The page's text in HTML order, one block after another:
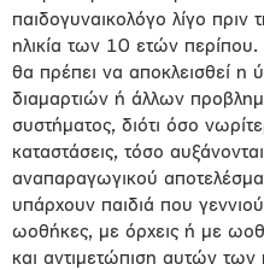
παιδογυναικολόγο λίγο
ηλικία των 10 ετών περίπου.
θα πρέπει να αποκλεισθεί
διαμαρτιών ή άλλων
συστήματος, διότι όσο
καταστάσεις, τόσο
αναπαραγωγικού
υπάρχουν παιδιά που
ωοθήκες, με όρχεις ή με
και αντιμετώπιση αυτών των